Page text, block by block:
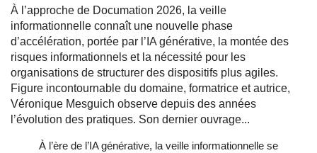
À l’approche de Documation 2026, la veille
informationnelle connaît une nouvelle phase
d’accélération, portée par l’IA générative, la montée des
risques informationnels et la nécessité pour les
organisations de structurer des dispositifs plus agiles.
Figure incontournable du domaine, formatrice et autrice,
Véronique Mesguich observe depuis des années
l’évolution des pratiques. Son dernier ouvrage...
À l’ère de l’IA générative, la veille informationnelle se